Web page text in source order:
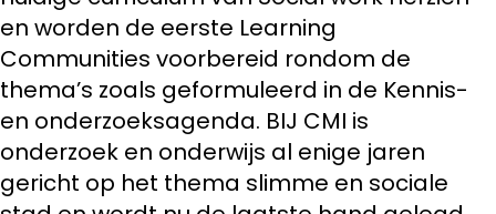
en worden de eerste Learning
Communities voorbereid rondom de
thema’s zoals geformuleerd in de Kennis-
en onderzoeksagenda. BIJ CMI is
onderzoek en onderwijs al enige jaren
gericht op het thema slimme en sociale